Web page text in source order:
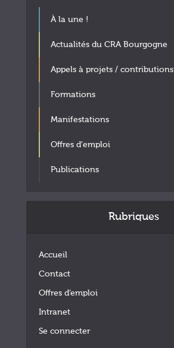
À la une !
Actualités du CRA Bourgogne
Appels à projets / contributions
Formations
Manifestations
Offres d'emploi
Publications
Rubriques
Accueil
Contact
Offres d’emploi
Intranet
Se connecter